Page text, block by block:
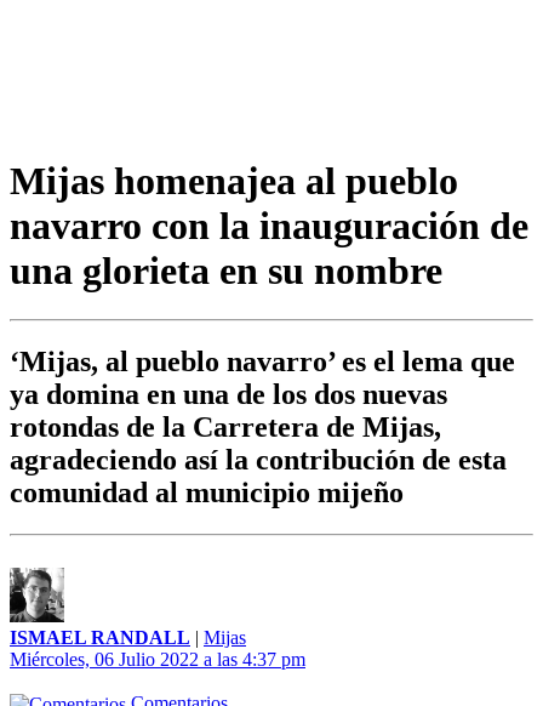
Mijas homenajea al pueblo
navarro con la inauguración de
una glorieta en su nombre
‘Mijas, al pueblo navarro’ es el lema que
ya domina en una de los dos nuevas
rotondas de la Carretera de Mijas,
agradeciendo así la contribución de esta
comunidad al municipio mijeño
ISMAEL RANDALL | Mijas
Miércoles, 06 Julio 2022 a las 4:37 pm